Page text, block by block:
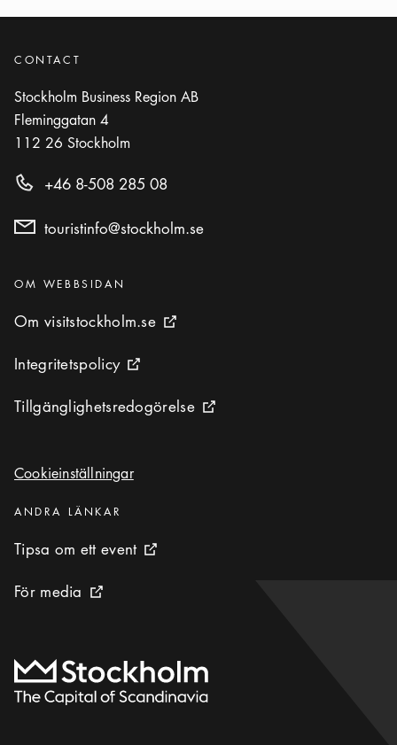
CONTACT
Stockholm Business Region AB
Fleminggatan 4
112 26 Stockholm
+46 8-508 285 08
touristinfo@stockholm.se
Kategorier:
OM WEBBSIDAN
Om visitstockholm.se
Om visitstockholm.se Extern ikon
Integritetspolicy
Integritetspolicy Extern ikon
Tillgänglighetsredogörelse
Tillgänglighetsredogörelse Extern ikon
Cookieinställningar
Cookieinställningar
Kategorier :
ANDRA LÄNKAR
Tipsa om ett event
Tipsa om ett event Extern ikon
För media
För media Extern ikon
Till startsidan